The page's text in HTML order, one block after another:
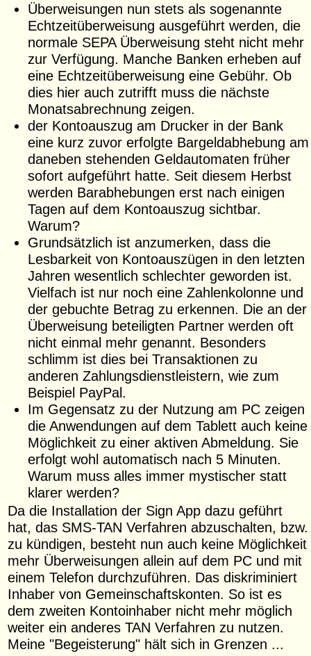
Überweisungen nun stets als sogenannte
Echtzeitüberweisung ausgeführt werden, die
normale SEPA Überweisung steht nicht mehr
zur Verfügung. Manche Banken erheben auf
eine Echtzeitüberweisung eine Gebühr. Ob
dies hier auch zutrifft muss die nächste
Monatsabrechnung zeigen.
der Kontoauszug am Drucker in der Bank
eine kurz zuvor erfolgte Bargeldabhebung am
daneben stehenden Geldautomaten früher
sofort aufgeführt hatte. Seit diesem Herbst
werden Barabhebungen erst nach einigen
Tagen auf dem Kontoauszug sichtbar.
Warum?
Grundsätzlich ist anzumerken, dass die
Lesbarkeit von Kontoauszügen in den letzten
Jahren wesentlich schlechter geworden ist.
Vielfach ist nur noch eine Zahlenkolonne und
der gebuchte Betrag zu erkennen. Die an der
Überweisung beteiligten Partner werden oft
nicht einmal mehr genannt. Besonders
schlimm ist dies bei Transaktionen zu
anderen Zahlungsdienstleistern, wie zum
Beispiel PayPal.
Im Gegensatz zu der Nutzung am PC zeigen
die Anwendungen auf dem Tablett auch keine
Möglichkeit zu einer aktiven Abmeldung. Sie
erfolgt wohl automatisch nach 5 Minuten.
Warum muss alles immer mystischer statt
klarer werden?
Da die Installation der Sign App dazu geführt
hat, das SMS-TAN Verfahren abzuschalten, bzw.
zu kündigen, besteht nun auch keine Möglichkeit
mehr Überweisungen allein auf dem PC und mit
einem Telefon durchzuführen. Das diskriminiert
Inhaber von Gemeinschaftskonten. So ist es
dem zweiten Kontoinhaber nicht mehr möglich
weiter ein anderes TAN Verfahren zu nutzen.
Meine "Begeisterung" hält sich in Grenzen ...